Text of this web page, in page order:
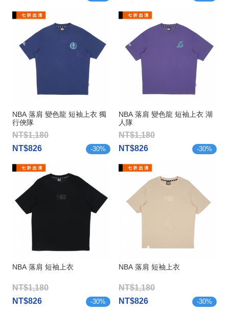
NBA 落肩 變色龍 短袖上衣 獨
行俠隊
NT$1,180
NT$826
-30%
NBA 落肩 變色龍 短袖上衣 湖
人隊
NT$1,180
NT$826
-30%
NBA 落肩 短袖上衣
NT$1,180
NT$826
-30%
NBA 落肩 短袖上衣
NT$1,180
NT$826
-30%